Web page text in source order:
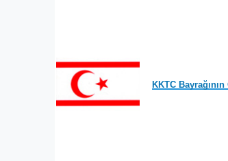
KKTC